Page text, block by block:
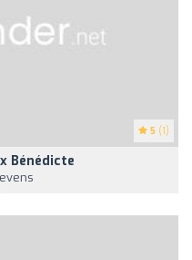
5 (1)
Bénédicte